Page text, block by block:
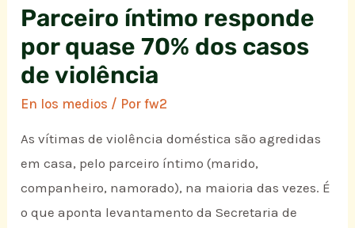
Parceiro íntimo responde
por quase 70% dos casos
de violência
En los medios / Porfw2
As vítimas de violência doméstica são agredidas
em casa, pelo parceiro íntimo (marido,
companheiro, namorado), na maioria das vezes. É
o que aponta levantamento da Secretaria de